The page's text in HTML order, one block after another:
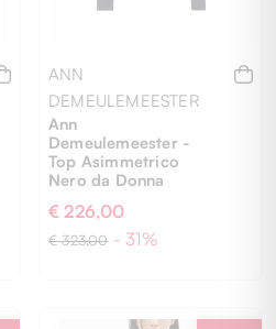
ANN
DEMEULEMEESTER
Ann
Demeulemeester -
Top Asimmetrico
Nero da Donna
€ 226,00
€ 323,00 - 31%